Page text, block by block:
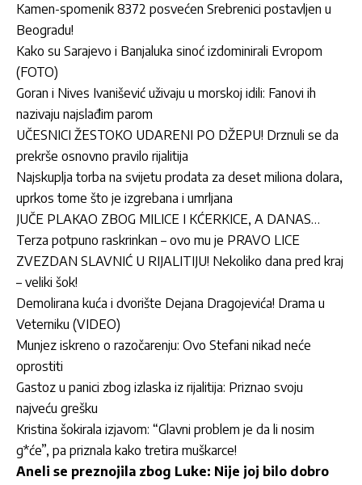
Kamen-spomenik 8372 posvećen Srebrenici postavljen u
Beogradu!
Kako su Sarajevo i Banjaluka sinoć izdominirali Evropom
(FOTO)
Goran i Nives Ivanišević uživaju u morskoj idili: Fanovi ih
nazivaju najslađim parom
UČESNICI ŽESTOKO UDARENI PO DŽEPU! Drznuli se da
prekrše osnovno pravilo rijalitija
Najskuplja torba na svijetu prodata za deset miliona dolara,
uprkos tome što je izgrebana i umrljana
JUČE PLAKAO ZBOG MILICE I KĆERKICE, A DANAS…
Terza potpuno raskrinkan – ovo mu je PRAVO LICE
ZVEZDAN SLAVNIĆ U RIJALITIJU! Nekoliko dana pred kraj
– veliki šok!
Demolirana kuća i dvorište Dejana Dragojevića! Drama u
Veterniku (VIDEO)
Munjez iskreno o razočarenju: Ovo Stefani nikad neće
oprostiti
Gastoz u panici zbog izlaska iz rijalitija: Priznao svoju
najveću grešku
Kristina šokirala izjavom: “Glavni problem je da li nosim
g*će”, pa priznala kako tretira muškarce!
Aneli se preznojila zbog Luke: Nije joj bilo dobro